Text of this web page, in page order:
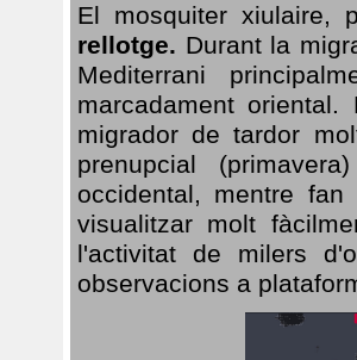
El mosquiter xiulaire,
rellotge. Durant la
Mediterrani
marcadament
migrador de tardor
prenupcial
occidental, mentre
visualitzar molt
l'activitat de milers
observacions a